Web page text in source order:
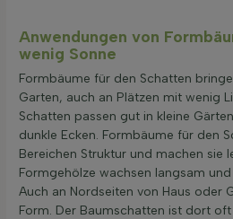
Anwendungen von
wenig Sonne
Formbäume für den Schatten
Garten, auch an Plätzen mit wenig
Schatten passen gut in kleine
dunkle Ecken. Formbäume für den
Bereichen Struktur und machen sie
Formgehölze wachsen langsam
Auch an Nordseiten von Haus oder
Form. Der Baumschatten ist dort